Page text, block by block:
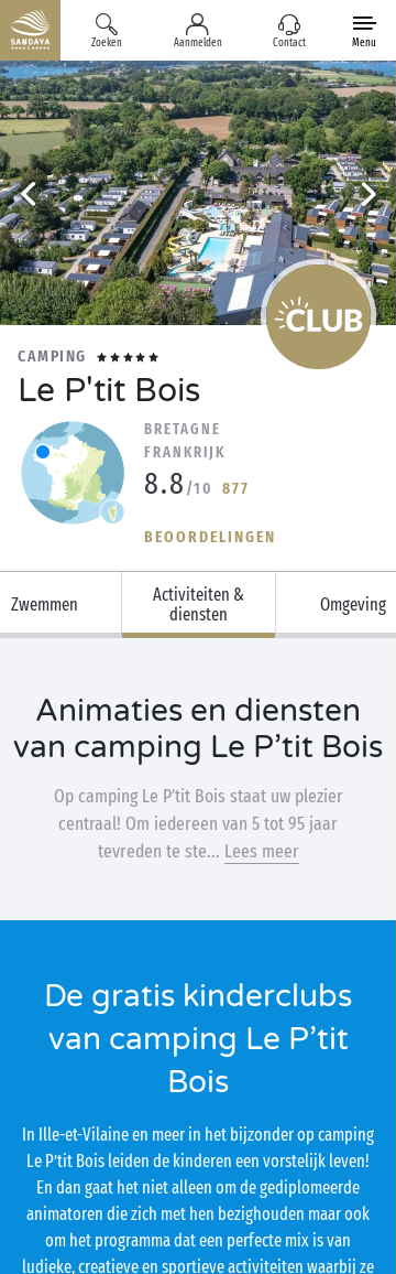
Zoeken Aanmelden Contact Menu
CAMPING
Le P'tit Bois
BRETAGNE
FRANKRIJK
8.8 /10 877
BEOORDELINGEN
Zwemmen
Activiteiten &
diensten
Omgeving
Animaties en diensten
van camping Le P’tit Bois
Op camping Le P’tit Bois staat uw plezier
centraal! Om iedereen van 5 tot 95 jaar
tevreden te ste... Lees meer
De gratis kinderclubs
van camping Le P’tit
Bois
In Ille-et-Vilaine en meer in het bijzonder op camping
Le P’tit Bois leiden de kinderen een vorstelijk leven!
En dan gaat het niet alleen om de gediplomeerde
animatoren die zich met hen bezighouden maar ook
om het programma dat een perfecte mix is van
ludieke, creatieve en sportieve activiteiten waarbij ze